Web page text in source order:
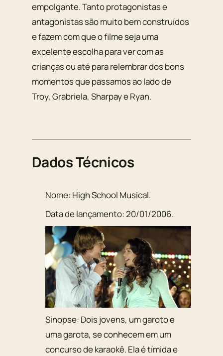
empolgante. Tanto protagonistas e
antagonistas são muito bem construídos
e fazem com que o filme seja uma
excelente escolha para ver com as
crianças ou até para relembrar dos bons
momentos que passamos ao lado de
Troy, Grabriela, Sharpay e Ryan.
Dados Técnicos
Nome: High School Musical.
Data de lançamento:20/01/2006.
Sinopse: Dois jovens, um garoto e
uma garota, se conhecem em um
concurso de karaokê. Ela é tímida e